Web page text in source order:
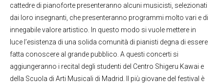
cattedre di pianoforte presenteranno alcuni musicisti, selezionati
dai loro insegnanti, che presenteranno programmi molto vari e di
innegabile valore artistico. In questo modo si vuole mettere in
luce l’esistenza di una solida comunità di pianisti degna di essere
fatta conoscere al grande pubblico. A questi concerti si
aggiungeranno i recital degli studenti del Centro Shigeru Kawai e
della Scuola di Arti Musicali di Madrid. Il più giovane del festival è